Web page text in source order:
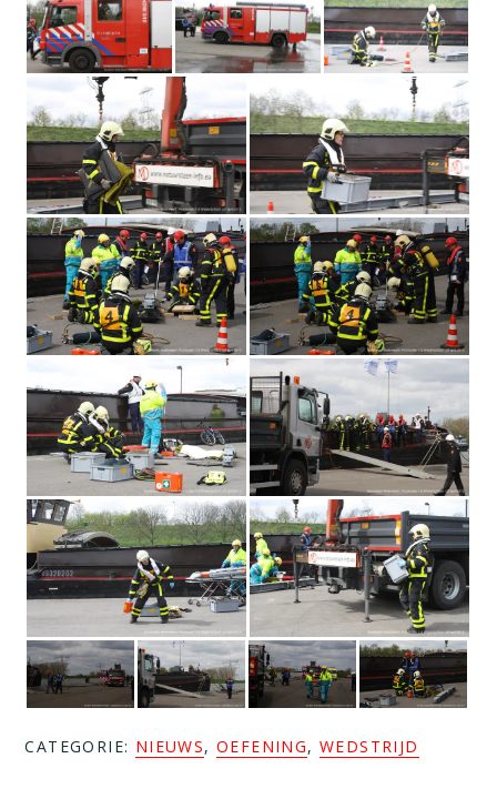
CATEGORIE: NIEUWS,OEFENING,WEDSTRIJD